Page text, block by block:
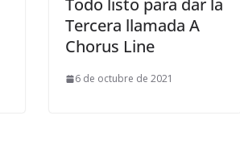
Todo listo para dar la
Tercera llamada A
Chorus Line
6 de octubre de 2021